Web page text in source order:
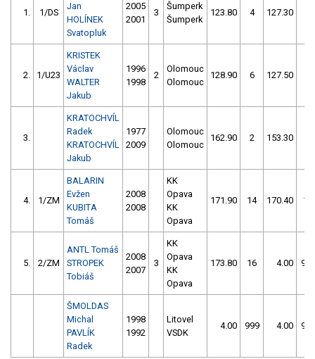
1. 1/DS
Jan
HOLÍNEK
Svatopluk
2005
2001
3
Šumperk
Šumperk
123.80 4 127.30
2. 1/U23
KRISTEK
Václav
WALTER
Jakub
1996
1998
2
Olomouc
Olomouc
128.90 6 127.50
3.
KRATOCHVÍL
Radek
KRATOCHVÍL
Jakub
1977
2009
Olomouc
Olomouc
162.90 2 153.30
4. 1/ZM
BALARIN
Evžen
KUBITA
Tomáš
2008
2008
KK
Opava
KK
Opava
171.90 14 170.40 14
5. 2/ZM
ANTL Tomáš
STROPEK
Tobiáš
2008
2007
3
KK
Opava
KK
Opava
173.80 16 4.00 999
ŠMOLDAS
Michal
PAVLÍK
Radek
1998
1992
Litovel
VSDK
4.00 999 4.00 999